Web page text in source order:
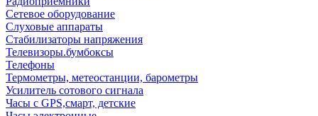
Сетевое оборудование
Слуховые аппараты
Стабилизаторы напряжения
Телевизоры.бумбоксы
Телефоны
Термометры, метеостанции, барометры
Усилитель сотового сигнала
Часы с GPS,смарт, детские